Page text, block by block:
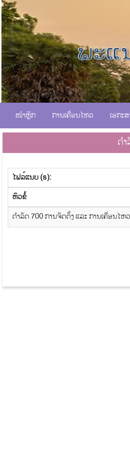
ໜ້າຫຼັກ ການເຄື່ອນໄຫວ ເອກະ
ດ
ໄຟລ໌ແນບ (s):
​ຫົວ​ຂໍ້
ດຳລັດ 700 ການຈັດຕັ້ງ ແລະ ການເຄື່ອນໄຫວ